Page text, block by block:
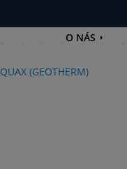
O NÁS
(GEOTHERM)